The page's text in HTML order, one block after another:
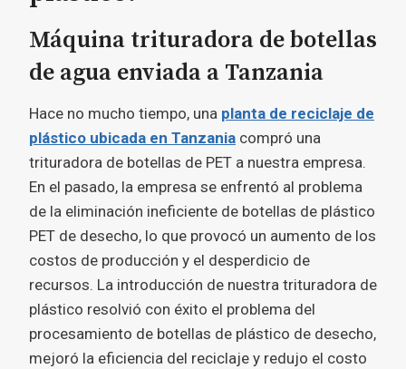
Máquina trituradora de botellas
de agua enviada a Tanzania
Hace no mucho tiempo, una planta de reciclaje de
plástico ubicada en Tanzania compró una
trituradora de botellas de PET a nuestra empresa.
En el pasado, la empresa se enfrentó al problema
de la eliminación ineficiente de botellas de plástico
PET de desecho, lo que provocó un aumento de los
costos de producción y el desperdicio de
recursos. La introducción de nuestra trituradora de
plástico resolvió con éxito el problema del
procesamiento de botellas de plástico de desecho,
mejoró la eficiencia del reciclaje y redujo el costo